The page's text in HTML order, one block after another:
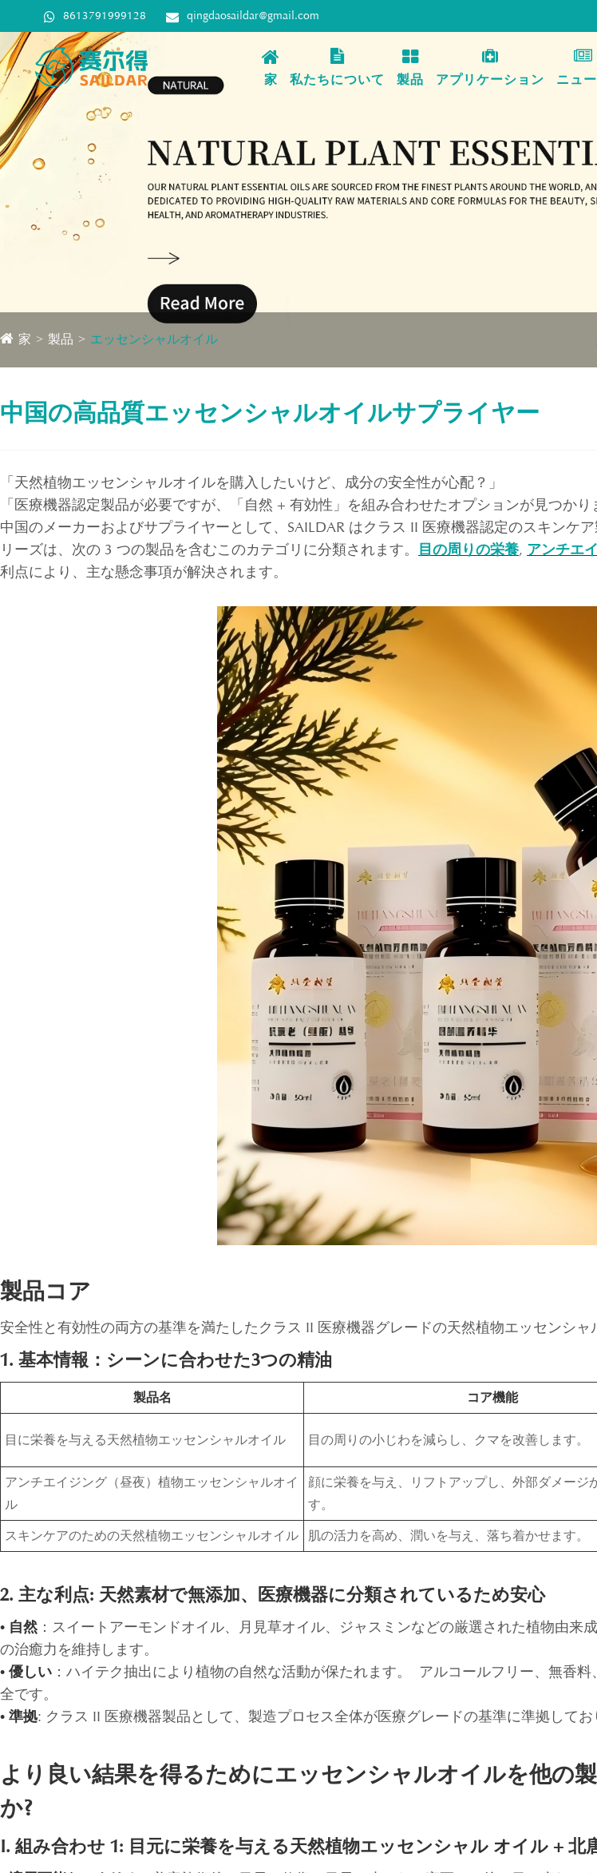
8613791999128 qingdaosaildar@gmail.com
家 私たちについて 製品 アプリケーション ニュ
家 製品 エッセンシャルオイル
中国の高品質エッセンシャルオイルサプライヤー
「天然植物エッセンシャルオイルを購入したいけど、成分の安全性が心配？」
「医療機器認定製品が必要ですが、「自然 + 有効性」を組み合わせたオプションが見つかり
中国のメーカーおよびサプライヤーとして、SAILDAR はクラス II 医療機器認定のスキンケ
リーズは、次の 3 つの製品を含むこのカテゴリに分類されます。
目の周りの栄養, アンチエ
利点により、主な懸念事項が解決されます。
製品コア
安全性と有効性の両方の基準を満たしたクラス II 医療機器グレードの天然植物エッセンシャ
1. 基本情報：シーンに合わせた3つの精油
製品名 コア機能
目に栄養を与える天然植物エッセンシャルオイル 目の周りの小じわを減らし、クマを改善します。
アンチエイジング（昼夜）植物エッセンシャルオイ
ル
顔に栄養を与え、リフトアップし、外部ダメージ
す。
スキンケアのための天然植物エッセンシャルオイル 肌の活力を高め、潤いを与え、落ち着かせます。
2. 主な利点: 天然素材で無添加、医療機器に分類されているため安心
• 自然：スイートアーモンドオイル、月見草オイル、ジャスミンなどの厳選された植物由
の治癒力を維持します。
• 優しい ：ハイテク抽出により植物の自然な活動が保たれます。 アルコールフリー、無香
全です。
• 準拠: クラス II 医療機器製品として、製造プロセス全体が医療グレードの基準に準拠してお
より良い結果を得るためにエッセンシャルオイルを他の
か?
I. 組み合わせ 1: 目元に栄養を与える天然植物エッセンシャル オイル +